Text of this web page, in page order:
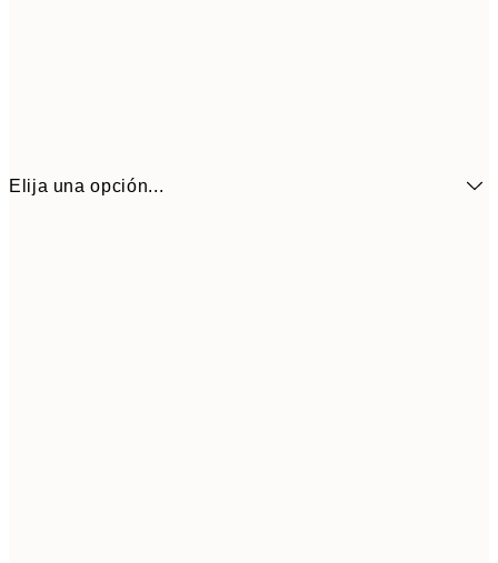
Elija una opción...